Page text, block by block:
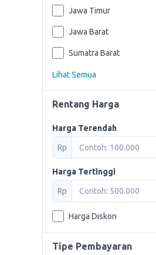
Jawa Timur
Jawa Barat
Sumatra Barat
Lihat Semua
Rentang Harga
Harga Terendah
Rp
Harga Tertinggi
Rp
Harga Diskon
Tipe Pembayaran